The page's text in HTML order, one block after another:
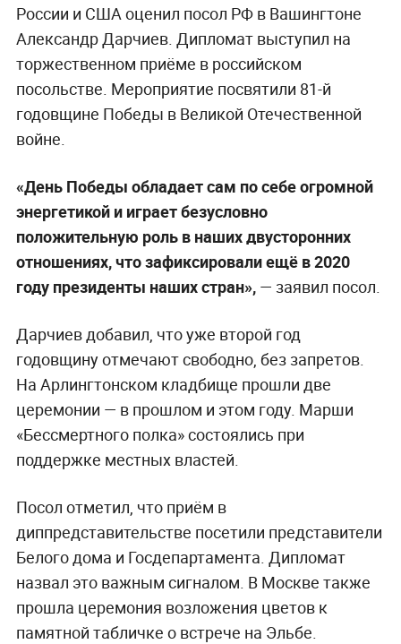
России и США оценил посол РФ в Вашингтоне
Александр Дарчиев. Дипломат выступил на
торжественном приёме в российском
посольстве. Мероприятие посвятили 81-й
годовщине Победы в Великой Отечественной
войне.
«День Победы обладает сам по себе огромной
энергетикой и играет безусловно
положительную роль в наших двусторонних
отношениях, что зафиксировали ещё в 2020
году президенты наших стран», — заявил посол.
Дарчиев добавил, что уже второй год
годовщину отмечают свободно, без запретов.
На Арлингтонском кладбище прошли две
церемонии — в прошлом и этом году. Марши
«Бессмертного полка» состоялись при
поддержке местных властей.
Посол отметил, что приём в
диппредставительстве посетили представители
Белого дома и Госдепартамента. Дипломат
назвал это важным сигналом. В Москве также
прошла церемония возложения цветов к
памятной табличке о встрече на Эльбе.